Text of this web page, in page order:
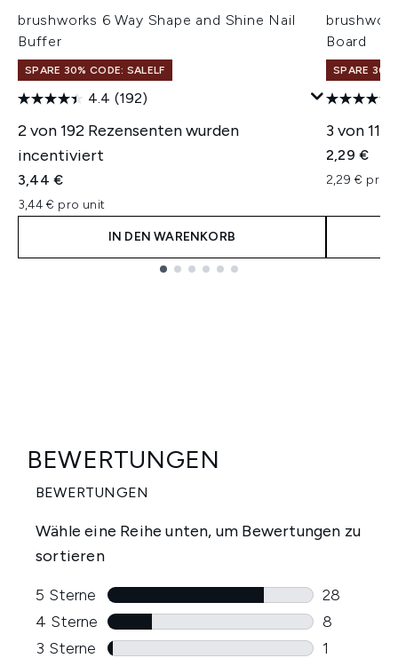
brushworks 6 Way Shape and Shine Nail
Buffer
SPARE 30% CODE: SALELF
4.4 (192)
2 von 192 Rezensenten wurden
incentiviert
3,44 €
3,44 € pro unit
IN DEN WARENKORB
Board
SPARE 30%
3 von
2,29 €
2,29 € pro